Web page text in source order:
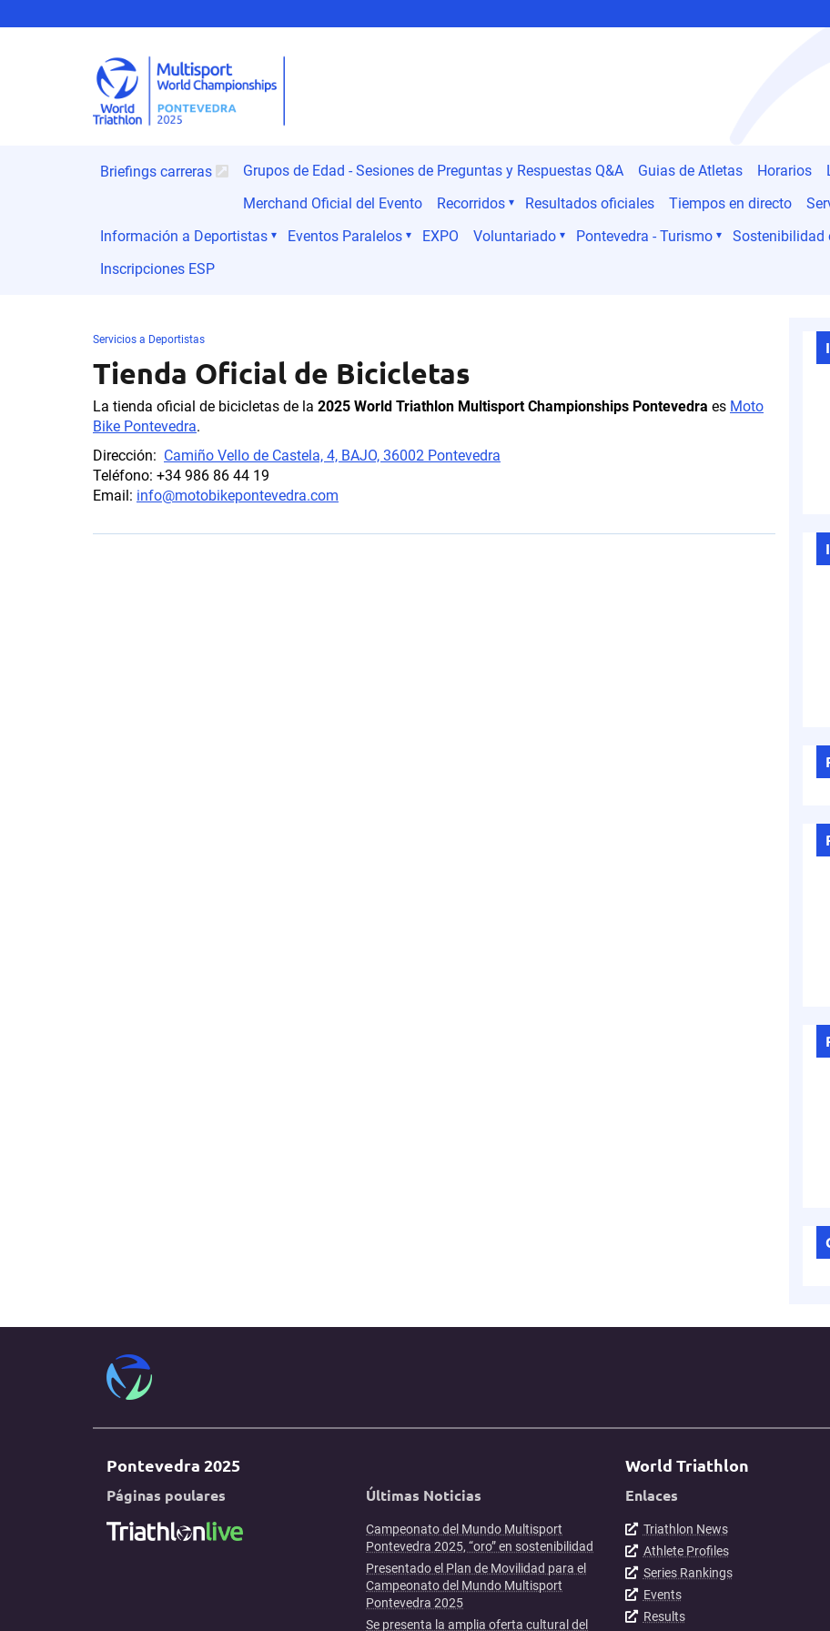
Briefings carreras Grupos de Edad - Sesiones de Preguntas y Respuestas Q&A Guias de Atletas Horarios
Merchand Oficial del Evento
Recorridos Resultados oficiales Tiempos en directo
Información a Deportistas
Eventos Paralelos EXPO Voluntariado Pontevedra - Turismo Sostenibilidad
Inscripciones ESP
Servicios a Deportistas
Tienda Oficial de Bicicletas
La tienda oficial de bicicletas de la 2025 World Triathlon Multisport Championships Pontevedra es Moto
Bike Pontevedra.
Dirección: Camiño Vello de Castela, 4, BAJO, 36002 Pontevedra
Teléfono: +34 986 86 44 19
Email: info@motobikepontevedra.com
Pontevedra 2025
Páginas poulares Últimas Noticias
Campeonato del Mundo Multisport
Pontevedra 2025, “oro” en sostenibilidad
Presentado el Plan de Movilidad para el
Campeonato del Mundo Multisport
Pontevedra 2025
Se presenta la amplia oferta cultural del
World Triathlon
Enlaces
Triathlon News
Athlete Profiles
Series Rankings
Events
Results